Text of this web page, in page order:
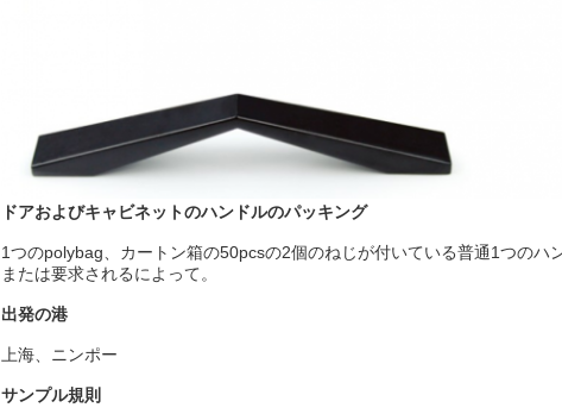
ドアおよびキャビネットのハンドルのパッキング
1つのpolybag、カートン箱の50pcsの2個のねじが付いている普通1つのハ
または要求されるによって。
出発の港
上海、ニンポー
サンプル規則